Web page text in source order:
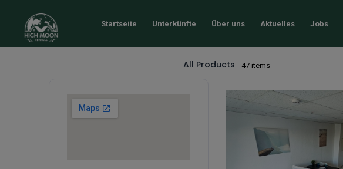
Startseite Unterkünfte Über uns Aktuelles Jobs
All Products - 47 items